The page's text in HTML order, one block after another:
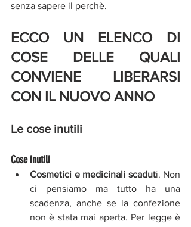
senza sapere il perchè.
ECCO UN ELENCO DI
COSE DELLE QUALI
CONVIENE LIBERARSI
CON IL NUOVO ANNO
Le cose inutili
Cose inutili
Cosmetici e medicinali scaduti. Non
ci pensiamo ma tutto ha una
scadenza, anche se la confezione
non è stata mai aperta. Per legge è